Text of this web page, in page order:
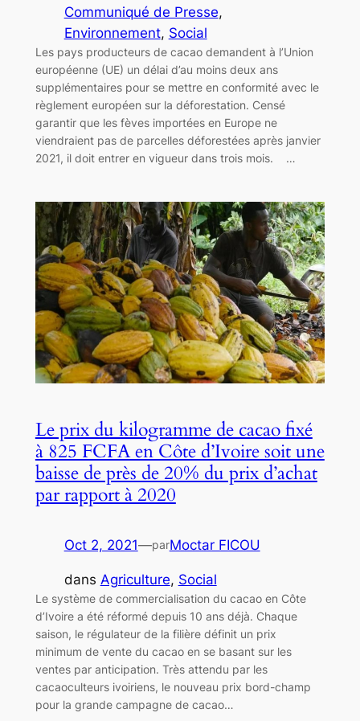
Communiqué de Presse
Environnement, Social
Les pays producteurs de cacao demandent à l’Union
européenne (UE) un délai d’au moins deux ans
supplémentaires pour se mettre en conformité avec le
règlement européen sur la déforestation. Censé
garantir que les fèves importées en Europe ne
viendraient pas de parcelles déforestées après janvier
2021, il doit entrer en vigueur dans trois mois. …
Le prix du kilogramme de cacao fixé
à 825 FCFA en Côte d’Ivoire soit une
baisse de près de 20% du prix d’achat
par rapport à 2020
Oct 2, 2021—parMoctar FICOU
dans Agriculture, Social
Le système de commercialisation du cacao en Côte
d’Ivoire a été réformé depuis 10 ans déjà. Chaque
saison, le régulateur de la filière définit un prix
minimum de vente du cacao en se basant sur les
ventes par anticipation. Très attendu par les
cacaoculteurs ivoiriens, le nouveau prix bord-champ
pour la grande campagne de cacao…